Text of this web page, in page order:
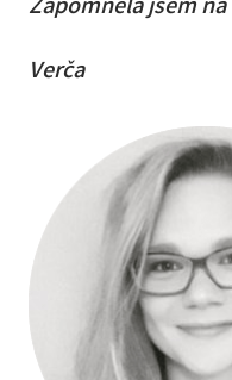
Zapomněla jsem
Verča